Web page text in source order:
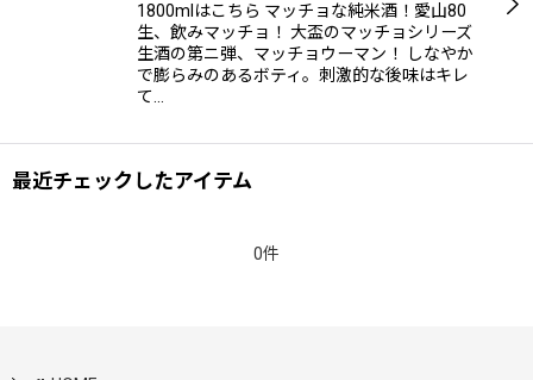
1800mlはこちら マッチョな純米酒！愛山80
生、飲みマッチョ！ 大盃のマッチョシリーズ
生酒の第ニ弾、マッチョウーマン！ しなやか
で膨らみのあるボティ。刺激的な後味はキレ
て…
最近チェックしたアイテム
0件